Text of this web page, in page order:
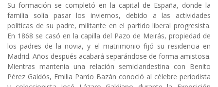
Su formación se completó en la capital de España, donde la
familia solía pasar los inviernos, debido a las actividades
políticas de su padre, militante en el partido liberal progresista.
En 1868 se casó en la capilla del Pazo de Meirás, propiedad de
los padres de la novia, y el matrimonio fijó su residencia en
Madrid. Años después acabará separándose de forma amistosa.
Mientras mantenía una relación semiclandestina con Benito
Pérez Galdós, Emilia Pardo Bazán conoció al célebre periodista